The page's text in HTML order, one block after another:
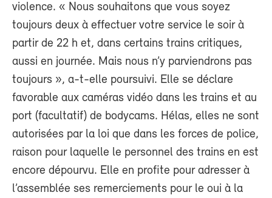
violence. « Nous souhaitons que vous soyez
toujours deux à effectuer votre service le soir à
partir de 22 h et, dans certains trains critiques,
aussi en journée. Mais nous n’y parviendrons pas
toujours », a-t-elle poursuivi. Elle se déclare
favorable aux caméras vidéo dans les trains et au
port (facultatif) de bodycams. Hélas, elles ne sont
autorisées par la loi que dans les forces de police,
raison pour laquelle le personnel des trains en est
encore dépourvu. Elle en profite pour adresser à
l’assemblée ses remerciements pour le oui à la